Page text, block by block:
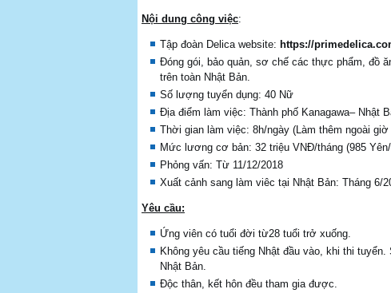
Nội dung công việc:
Tập đoàn Delica website: https://
Đóng gói, bảo quản, sơ chế các thực phẩm, đồ
trên toàn Nhật Bản.
Số lượng tuyển dụng: 40 Nữ
Địa điểm làm việc: Thành phố Kanagawa– Nhật
Thời gian làm việc: 8h/ngày (Làm thêm ngoài
Mức lương cơ bản: 32 triệu VNĐ/tháng (985
Phỏng vấn: Từ 11/12/2018
Xuất cảnh sang làm viêc tại Nhật Bản: Tháng 6/
Yêu cầu:
Ứng viên có tuổi đời từ28 tuổi trở xuống.
Không yêu cầu tiếng Nhật đầu vào, khi thi
Nhật Bản.
Độc thân, kết hôn đều tham gia được.